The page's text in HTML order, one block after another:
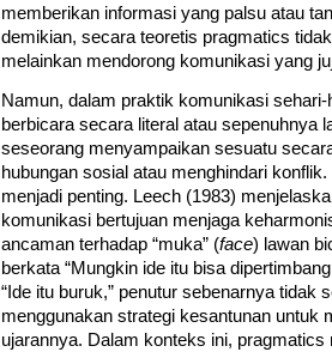
memberikan informasi yang palsu atau
demikian, secara teoretis pragmatics
melainkan mendorong komunikasi yang
Namun, dalam praktik komunikasi
berbicara secara literal atau sepenuhnya
seseorang menyampaikan sesuatu
hubungan sosial atau menghindari
menjadi penting. Leech (1983)
komunikasi bertujuan menjaga
ancaman terhadap “muka” (face) lawan
berkata “Mungkin ide itu bisa
“Ide itu buruk,” penutur sebenarnya tidak
menggunakan strategi kesantunan untuk
ujarannya. Dalam konteks ini,